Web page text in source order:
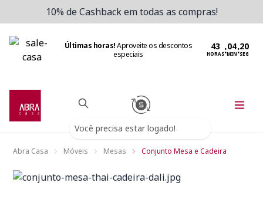
10% de Cashback em todas as compras!
Últimas horas!Aproveite os descontos
especiais
HORAS:MIN:SEG
Você precisa estar logado!
Abra Casa Móveis Mesas Conjunto Mesa e Cadeira